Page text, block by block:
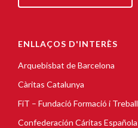
ENLLAÇOS D'INTERÈS
Arquebisbat de Barcelona
Càritas Catalunya
FiT – Fundació Formació i Treball
Confederación Cáritas Española